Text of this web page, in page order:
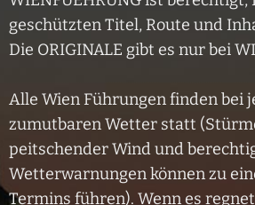
geschützten Titel, Route und
Die ORIGINALE gibt es nur bei
Alle Wien Führungen finden bei
zumutbaren Wetter statt
peitschender Wind und
Wetterwarnungen können zu
Termins führen). Wenn es